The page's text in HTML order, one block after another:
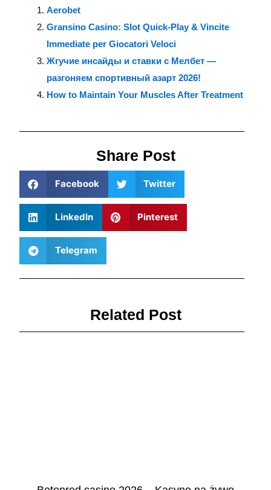
Aerobet
Gransino Casino: Slot Quick‑Play & Vincite
Immediate per Giocatori Veloci
Жгучие инсайды и ставки с Мелбет —
разгоняем спортивный азарт 2026!
How to Maintain Your Muscles After Treatment
Share Post
Facebook Twitter
LinkedIn Pinterest
Telegram
Related Post